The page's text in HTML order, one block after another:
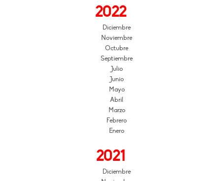
2022
Diciembre
Noviembre
Octubre
Septiembre
Julio
Junio
Mayo
Abril
Marzo
Febrero
Enero
2021
Diciembre